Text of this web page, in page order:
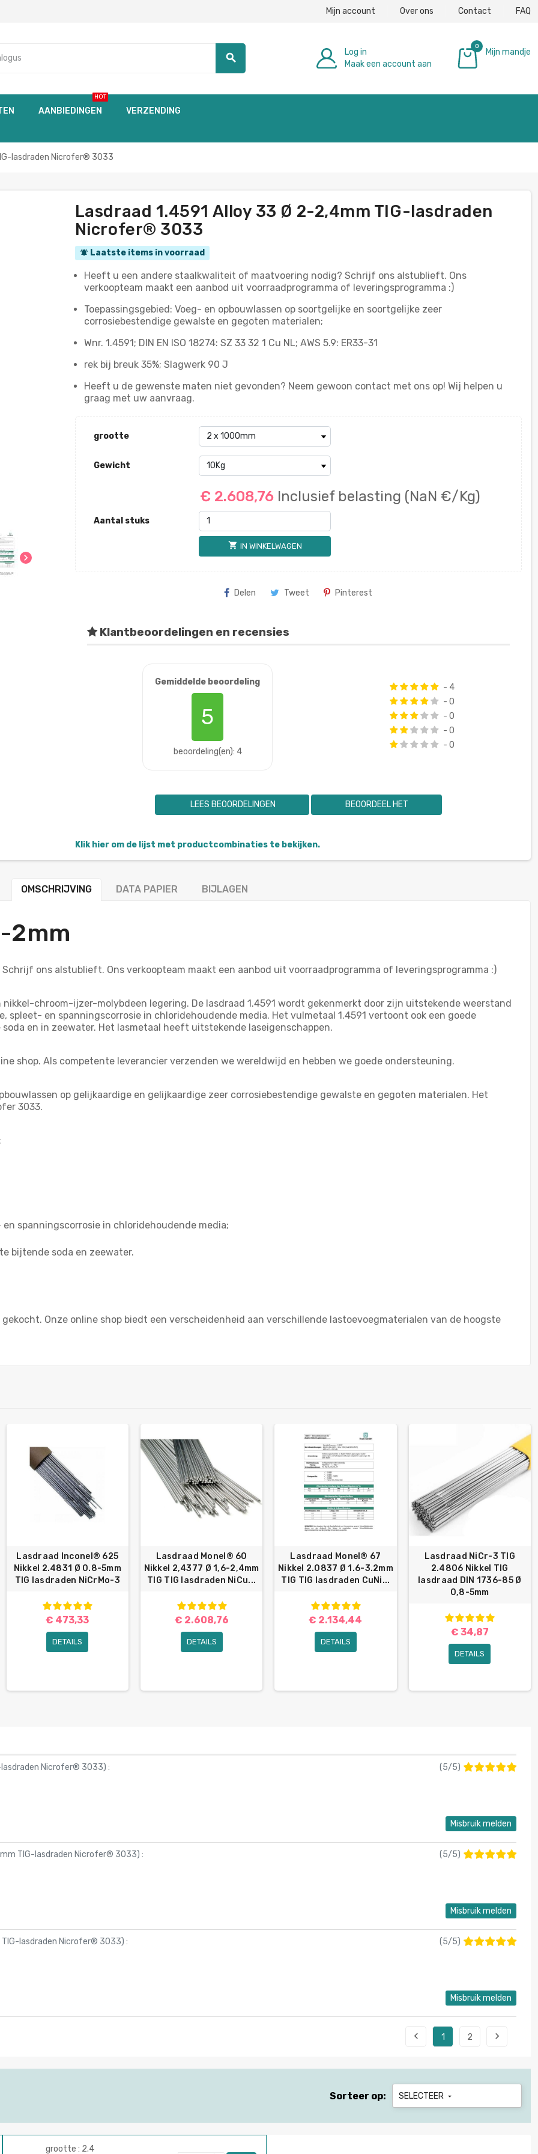
Mijn account Over ons Contact FAQ
search
Log in
Maak een account aan
0
Mijn mandje
AANBIEDINGEN
HOT
VERZENDING
lasdraden Nicrofer® 3033
chevron_right
Lasdraad 1.4591 Alloy 33 Ø 2-2,4mm TIG-lasdraden
Nicrofer® 3033
notifications_active Laatste items in voorraad
Heeft u een andere staalkwaliteit of maatvoering nodig? Schrijf ons alstublieft. Ons
verkoopteam maakt een aanbod uit voorraadprogramma of leveringsprogramma :)
Toepassingsgebied: Voeg- en opbouwlassen op soortgelijke en soortgelijke zeer
corrosiebestendige gewalste en gegoten materialen;
Wnr. 1.4591; DIN EN ISO 18274: SZ 33 32 1 Cu NL; AWS 5.9: ER33-31
rek bij breuk 35%; Slagwerk 90 J
Heeft u de gewenste maten niet gevonden? Neem gewoon contact met ons op! Wij helpen u
graag met uw aanvraag.
grootte
Gewicht
€ 2.608,76 Inclusief belasting (NaN €/Kg)
Aantal stuks
shopping_cart IN WINKELWAGEN
Delen Tweet Pinterest
Klantbeoordelingen en recensies
Gemiddelde beoordeling
5
beoordeling(en): 4
- 4
- 0
- 0
- 0
- 0
LEES BEOORDELINGEN BEOORDEEL HET
Klik hier om de lijst met productcombinaties te bekijken.
OMSCHRIJVING DATA PAPIER BIJLAGEN
2mm
ons alstublieft. Ons verkoopteam maakt een aanbod uit voorraadprogramma of leveringsprogramma :)
chroom-ijzer-molybdeen legering. De lasdraad 1.4591 wordt gekenmerkt door zijn uitstekende weerstand
spleet- en spanningscorrosie in chloridehoudende media. Het vulmetaal 1.4591 vertoont ook een goede
en in zeewater. Het lasmetaal heeft uitstekende laseigenschappen.
shop. Als competente leverancier verzenden we wereldwijd en hebben we goede ondersteuning.
op gelijkaardige en gelijkaardige zeer corrosiebestendige gewalste en gegoten materialen. Het
3033.
spanningscorrosie in chloridehoudende media;
bijtende soda en zeewater.
Onze online shop biedt een verscheidenheid aan verschillende lastoevoegmaterialen van de hoogste
Lasdraad Inconel® 625
Nikkel 2.4831 Ø 0.8-5mm
TIG lasdraden NiCrMo-3
€ 473,33
DETAILS
Lasdraad Monel® 60
Nikkel 2,4377 Ø 1,6-2,4mm
TIG TIG lasdraden NiCu...
€ 2.608,76
DETAILS
Lasdraad Monel® 67
Nikkel 2.0837 Ø 1.6-3.2mm
TIG TIG lasdraden CuNi...
€ 2.134,44
DETAILS
Lasdraad NiCr-3 TIG
2.4806 Nikkel TIG
lasdraad DIN 1736-85 Ø
0,8-5mm
€ 34,87
DETAILS
lasdraden Nicrofer® 3033) : (5/5)
Misbruik melden
TIG-lasdraden Nicrofer® 3033) : (5/5)
Misbruik melden
TIG-lasdraden Nicrofer® 3033) : (5/5)
Misbruik melden
 1 2 
Sorteer op: SELECTEER 
grootte : 2.4